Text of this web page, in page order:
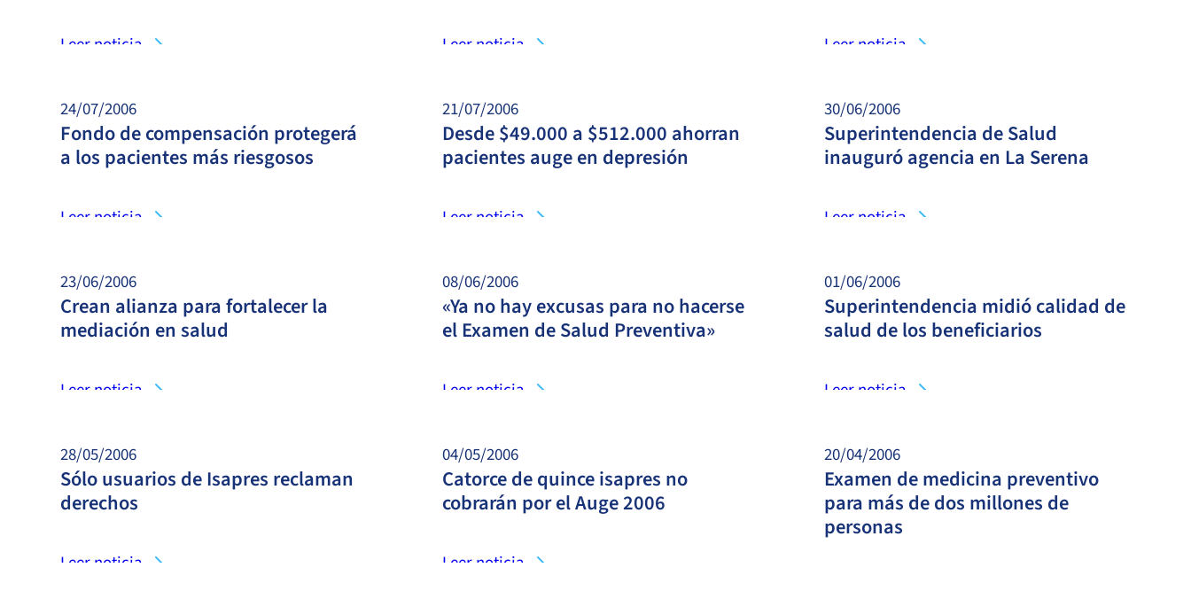
Leer noticia Leer noticia Leer noticia
24/07/2006
Fondo de compensación protegerá
a los pacientes más riesgosos
Leer noticia
21/07/2006
Desde $49.000 a $512.000 ahorran
pacientes auge en depresión
Leer noticia
30/06/2006
Superintendencia de Salud
inauguró agencia en La Serena
Leer noticia
23/06/2006
Crean alianza para fortalecer la
mediación en salud
Leer noticia
08/06/2006
«Ya no hay excusas para no hacerse
el Examen de Salud Preventiva»
Leer noticia
01/06/2006
Superintendencia midió calidad de
salud de los beneficiarios
Leer noticia
28/05/2006
Sólo usuarios de Isapres reclaman
derechos
Leer noticia
04/05/2006
Catorce de quince isapres no
cobrarán por el Auge 2006
Leer noticia
20/04/2006
Examen de medicina preventivo
para más de dos millones de
personas